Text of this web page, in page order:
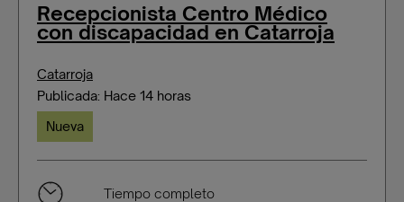
Recepcionista Centro Médico
con discapacidad en Catarroja
Catarroja
Publicada: Hace 14 horas
Nueva
Tiempo completo